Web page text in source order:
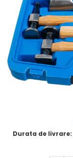
Durata de livrare: